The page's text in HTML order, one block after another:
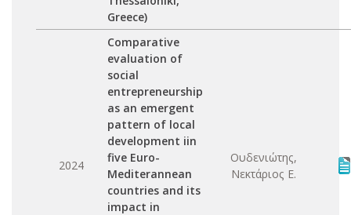
Greece)
2024
Comparative
evaluation of
social
entrepreneurship
as an emergent
pattern of local
development iin
five Euro-
Mediterannean
countries and its
impact in
Ουδενιώτης,
Νεκτάριος Ε.